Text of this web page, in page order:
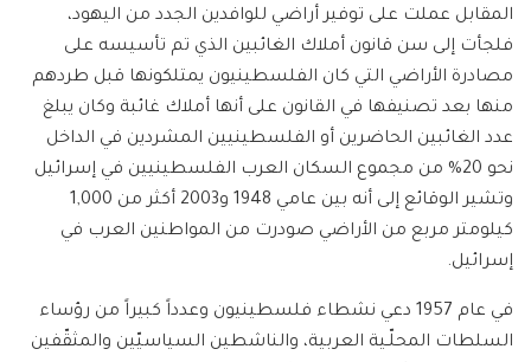
المقابل عملت على توفير أراضي للوافدين الجدد من اليهود،
فلجأت إلى سن قانون أملاك الغائبين الذي تم تأسيسه على
مصادرة الأراضي التي كان الفلسطينيون يمتلكونها قبل طردهم
منها بعد تصنيفها في القانون على أنها أملاك غائبة وكان يبلغ
عدد الغائبين الحاضرين أو الفلسطينيين المشردين في الداخل
نحو 20% من مجموع السكان العرب الفلسطينيين في إسرائيل
وتشير الوقائع إلى أنه بين عامي 1948 و2003 أكثر من 1,000
كيلومتر مربع من الأراضي صودرت من المواطنين العرب في
إسرائيل.
في عام 1957 دعي نشطاء فلسطينيون وعدداً كبيراً من رؤساء
السلطات المحلّـية العربية، والناشطين السياسيّين والمثقّفين